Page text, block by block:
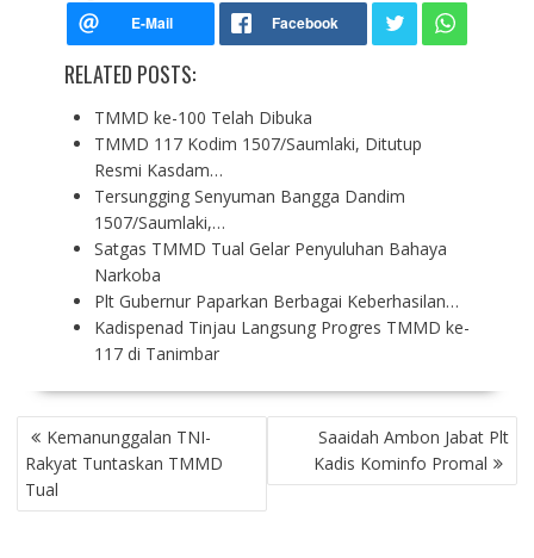
RELATED POSTS:
​TMMD ke-100 Telah Dibuka
TMMD 117 Kodim 1507/Saumlaki, Ditutup
Resmi Kasdam…
Tersungging Senyuman Bangga Dandim
1507/Saumlaki,…
Satgas TMMD Tual Gelar Penyuluhan Bahaya
Narkoba
Plt Gubernur Paparkan Berbagai Keberhasilan…
Kadispenad Tinjau Langsung Progres TMMD ke-
117 di Tanimbar
P
O
S
T
Kemanunggalan TNI-
Rakyat Tuntaskan TMMD
Tual
Saaidah Ambon Jabat Plt
Kadis Kominfo Promal